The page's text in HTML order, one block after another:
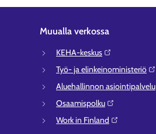
Muualla verkossa
KEHA-keskus⁠
Työ- ja elinkeinoministeriö⁠
Aluehallinnon asiointipalvelu⁠
Osaamispolku⁠
Work in Finland⁠